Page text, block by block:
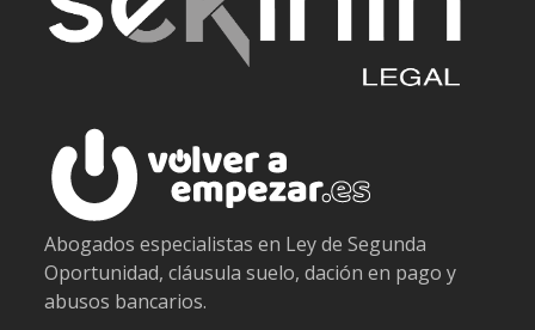
Abogados especialistas en Ley de Segunda
Oportunidad, cláusula suelo, dación en pago y
abusos bancarios.